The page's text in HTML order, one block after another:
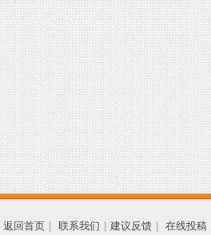
返回首页 联系我们 建议反馈 在线投稿